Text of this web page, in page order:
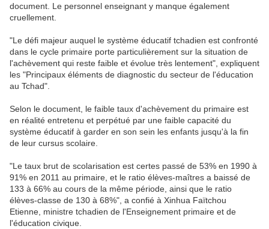
document. Le personnel enseignant y manque également
cruellement.
"Le défi majeur auquel le système éducatif tchadien est confronté
dans le cycle primaire porte particulièrement sur la situation de
l'achèvement qui reste faible et évolue très lentement", expliquent
les "Principaux éléments de diagnostic du secteur de l'éducation
au Tchad".
Selon le document, le faible taux d'achèvement du primaire est
en réalité entretenu et perpétué par une faible capacité du
système éducatif à garder en son sein les enfants jusqu'à la fin
de leur cursus scolaire.
"Le taux brut de scolarisation est certes passé de 53% en 1990 à
91% en 2011 au primaire, et le ratio élèves-maîtres a baissé de
133 à 66% au cours de la même période, ainsi que le ratio
élèves-classe de 130 à 68%", a confié à Xinhua Faïtchou
Etienne, ministre tchadien de l'Enseignement primaire et de
l'éducation civique.